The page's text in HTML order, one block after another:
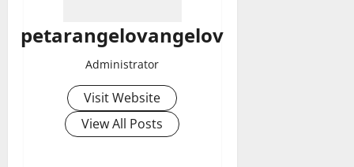
petarangelovangelov
Administrator
Visit Website
View All Posts